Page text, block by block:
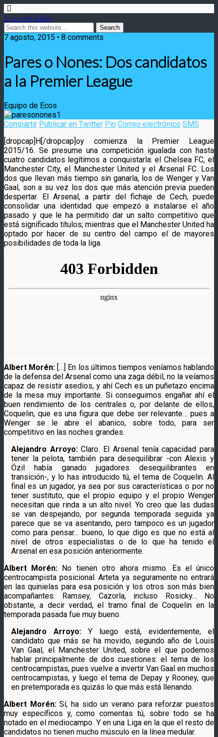
Ecos del Balón
7 agosto, 2015 • 8 comments
Pares o Nones: Dos candidatos
a la Premier League
Equipo de Ecos
Compartir Publicar en Twitter Pin Correo electrónico SMS
[dropcap]H[/dropcap]oy comienza la Premier League
2015/16. Se presume una competición igualada con hasta
cuatro candidatos legítimos a conquistarla: el Chelsea FC, el
Manchester City, el Manchester United y el Arsenal FC. Los
dos que llevan más tiempo sin ganarla, los de Wenger y Van
Gaal, son a su vez los dos que más atención previa pueden
despertar. El Arsenal, a partir del fichaje de Cech, puede
consolidar una identidad que empezó a instalarse el año
pasado y que le ha permitido dar un salto competitivo que
está significado títulos; mientras que el Manchester United ha
optado por hacer de su centro del campo el de mayores
posibilidades de toda la liga.
Albert Morén: […] En los últimos tiempos veníamos hablando
de la defensa del Arsenal como una zaga débil, no la veíamos
capaz de resistir asedios, y ahí Cech es un puñetazo encima
de la mesa muy importante. Si conseguimos engañar ahí el
buen rendimiento de los centrales o, por delante de ellos,
Coquelin, que es una figura que debe ser relevante… pues a
Wenger se le abre el abanico, sobre todo, para ser
competitivo en las noches grandes.
Alejandro Arroyo:Claro. El Arsenal tenía capacidad para
tener la pelota, también para desequilibrar -con Alexis y
Özil había ganado jugadores desequilibrantes en
transición-, y lo has introducido tú, el tema de Coquelin. Al
final es un jugador, ya sea por sus características o por no
tener sustituto, que el propio equipo y el propio Wenger
necesitan que rinda a un alto nivel. Yo creo que las dudas
se van despejando, por segunda temporada seguida ya
parece que se va asentando, pero tampoco es un jugador
como para pensar… bueno, lo que digo es que no está al
nivel de otros especialistas o de lo que ha tenido el
Arsenal en esa posición anteriormente.
Albert Morén: No tienen otro ahora mismo. Es el único
centrocampista posicional. Arteta ya seguramente no entrará
en las quinielas para esa posición y los otros son más bien
acompañantes: Ramsey, Cazorla, incluso Rosicky… No
obstante, a decir verdad, el tramo final de Coquelin en la
temporada pasada fue muy bueno.
Alejandro Arroyo: Y luego está, evidentemente, el
candidato que más se ha movido, segundo año de Louis
Van Gaal, el Manchester United, sobre el que podemos
hablar principalmente de dos cuestiones: el tema de los
centrocampistas, pues vuelve a invertir Van Gaal en muchos
centrocampistas, y luego el tema de Depay y Rooney, que
en pretemporada es quizás lo que más está llenando.
Albert Morén:Sí, ha sido un verano para reforzar puestos
muy específicos y, como comentas tú, sobre todo se ha
notado en el mediocampo. Y en una Liga en la que el resto de
candidatos no tienen mucho músculo en la línea medular.